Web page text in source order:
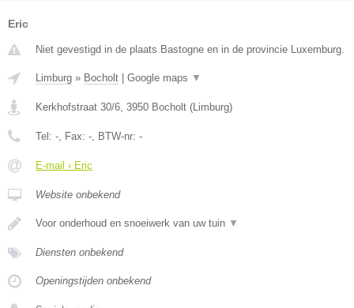
Eric
Niet gevestigd in de plaats Bastogne en in de provincie Luxemburg.
Limburg » Bocholt Google maps ▼
Kerkhofstraat 30/6, 3950 Bocholt (Limburg)
Tel: -, Fax: -, BTW-nr: -
E-mail › Eric
Website onbekend
Voor onderhoud en snoeiwerk van uw tuin ▼
Diensten onbekend
Openingstijden onbekend